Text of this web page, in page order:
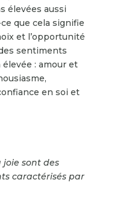
élevées aussi
que cela signifie
et l’opportunité
sentiments
: amour et
en soi et
joie sont des
caractérisés par